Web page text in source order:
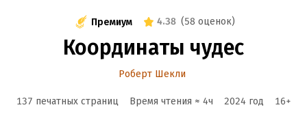
Премиум 4.38 (58 оценок)
Координаты чудес
Роберт Шекли
137 печатных страниц Время чтения ≈ 4ч 2024 год 16+